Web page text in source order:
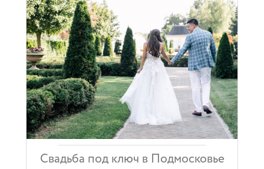
Свадьба под ключ в Подмосковье